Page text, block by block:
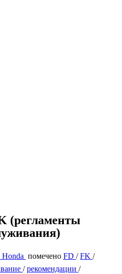
(регламенты
помечено FD /FK /
/рекомендации /